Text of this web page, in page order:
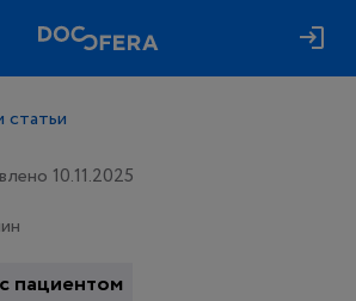
статьи
10.11.2025
пациентом